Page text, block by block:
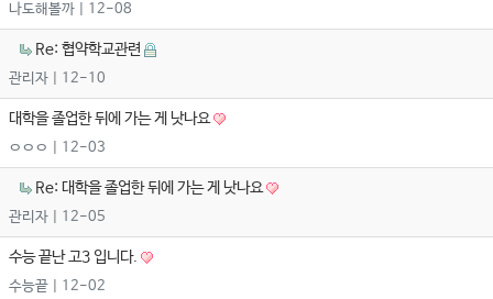
나도해볼까 | 12-08
Re: 협약학교관련
관리자 | 12-10
대학을 졸업한 뒤에 가는 게 낫나요
ㅇㅇㅇ | 12-03
Re: 대학을 졸업한 뒤에 가는 게 낫나요
관리자 | 12-05
수능 끝난 고3 입니다.
수능끝 | 12-02